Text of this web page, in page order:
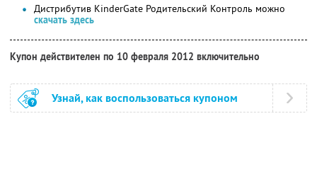
Дистрибутив KinderGate Родительский Контроль можно
скачать здесь
Купон действителен по 10 февраля 2012 включительно
Узнай, как воспользоваться купоном